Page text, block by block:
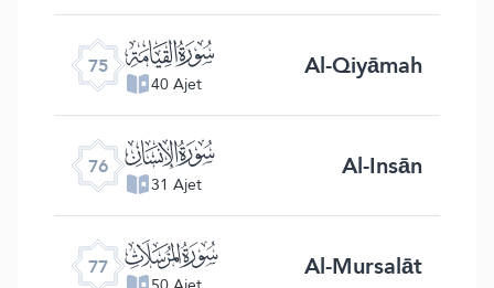
75 ﯸ
40 Ajet Al-Qiyāmah
76 ﯹ
31 Ajet Al-Insān
77 ﯺ Al-Mursalāt